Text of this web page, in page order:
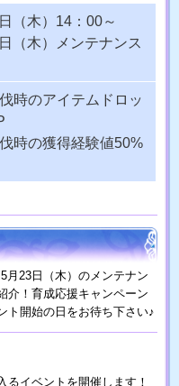
（木）14：00～
（木）メンテナンス
時のアイテムドロッ
時の獲得経験値50%
月23日（木）のメンテナン
介！育成応援キャンペーン
ト開始の日をお待ち下さい♪
るイベントを開催します！